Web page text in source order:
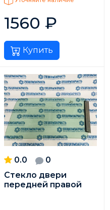
1560 ₽
Купить
0.0
0
Стекло двери
передней правой